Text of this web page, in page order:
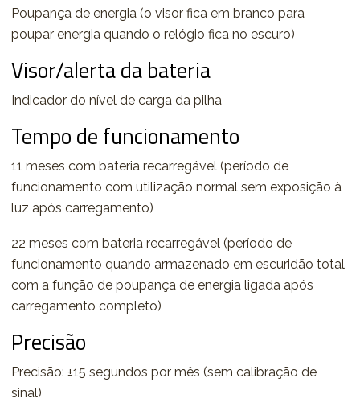
Poupança de energia (o visor fica em branco para
poupar energia quando o relógio fica no escuro)
Visor/alerta da bateria
Indicador do nível de carga da pilha
Tempo de funcionamento
11 meses com bateria recarregável (período de
funcionamento com utilização normal sem exposição à
luz após carregamento)
22 meses com bateria recarregável (período de
funcionamento quando armazenado em escuridão total
com a função de poupança de energia ligada após
carregamento completo)
Precisão
Precisão: ±15 segundos por mês (sem calibração de
sinal)